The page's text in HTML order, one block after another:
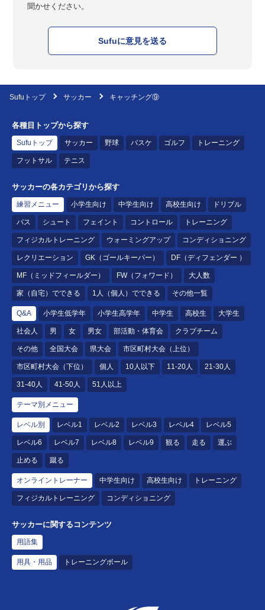
聞かせください。
Sufuに意見を送る
Sufuトップ サッカー キャッチング⑨
各種目トップから探す
Sufuトップ サッカー 野球 バスケ ゴルフ トレーニング
フットサル テニス
サッカーの各カテゴリから探す
練習メニュー 小学生向け 中学生向け 高校生向け ドリブル
パス シュート フェイント コントロール トレーニング
フィジカルトレーニング ウォーミングアップ コンディショニング
レクリエーション GK（ゴールキーパー） DF（ディフェンダー ）
MF（ミッドフィールダー） FW（フォワード） 大人数
家（自宅）でできる 1人（個人）でできる その他一覧
Q&A 小学生低学年 小学生高学年 中学生 高校生 大学生
社会人 男 女 男女 部活動・体育会 クラブチーム
その他 全国大会 県大会 市区町村大会（上位）
市区町村大会（下位） 個人 10人以下 11-20人 21-30人
31-40人 41-50人 51人以上
テーマ別メニュー
レベル別 レベル1 レベル2 レベル3 レベル4 レベル5
レベル6 レベル7 レベル8 レベル9 観る 走る 運ぶ
止める 蹴る
オンライントレーナー 中学生向け 高校生向け トレーニング
フィジカルトレーニング コンディショニング
サッカーに関するコンテンツ
用語集
用具・用品 トレーニングボール